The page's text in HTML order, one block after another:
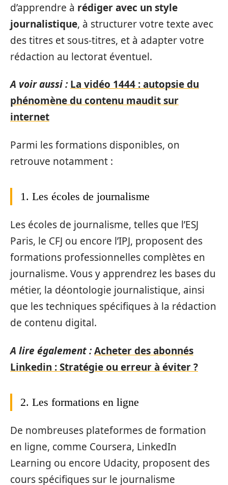
d’apprendre à rédiger avec un style
journalistique, à structurer votre texte avec
des titres et sous-titres, et à adapter votre
rédaction au lectorat éventuel.
A voir aussi : La vidéo 1444 : autopsie du
phénomène du contenu maudit sur
internet
Parmi les formations disponibles, on
retrouve notamment :
1. Les écoles de journalisme
Les écoles de journalisme, telles que l’ESJ
Paris, le CFJ ou encore l’IPJ, proposent des
formations professionnelles complètes en
journalisme. Vous y apprendrez les bases du
métier, la déontologie journalistique, ainsi
que les techniques spécifiques à la rédaction
de contenu digital.
A lire également :Acheter des abonnés
Linkedin : Stratégie ou erreur à éviter ?
2. Les formations en ligne
De nombreuses plateformes de formation
en ligne, comme Coursera, LinkedIn
Learning ou encore Udacity, proposent des
cours spécifiques sur le journalisme